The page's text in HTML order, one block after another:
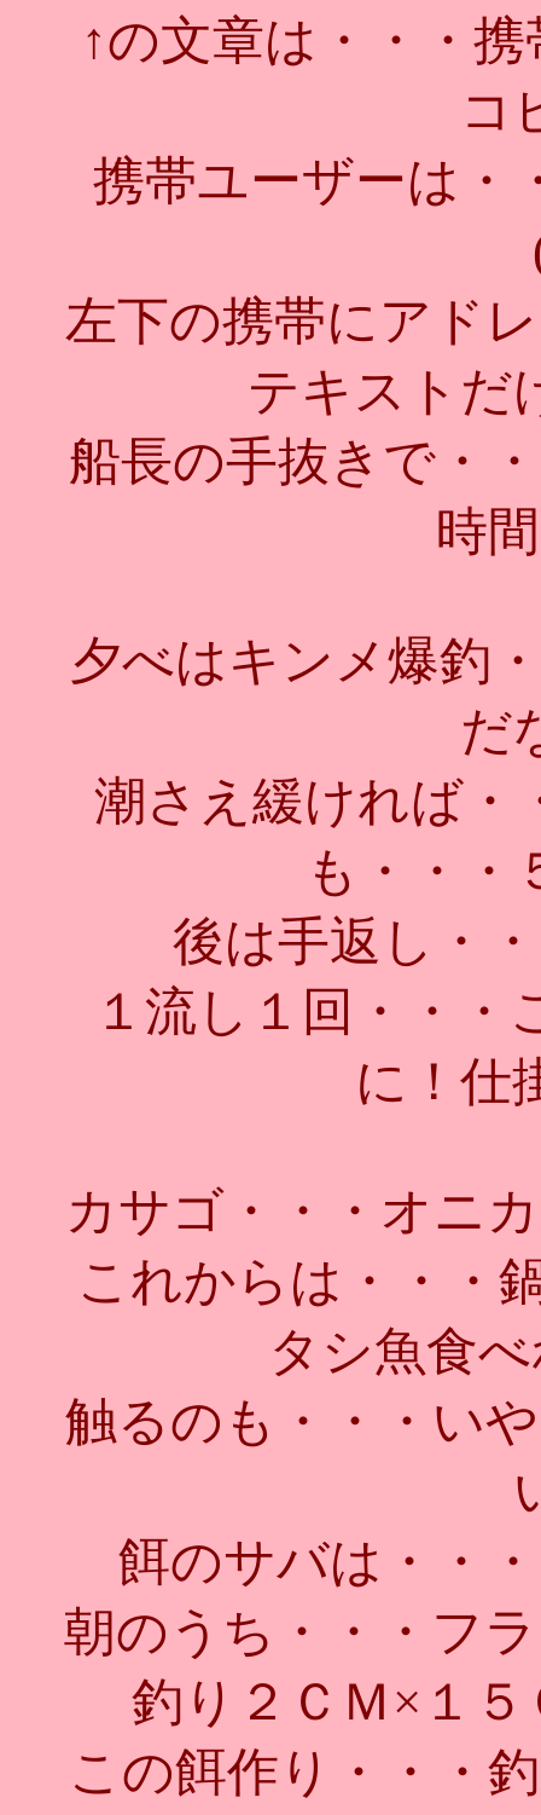
↑の文章は・・・
コ
携帯ユーザーは・
左下の携帯にアド
テキストだ
船長の手抜きで・
時
夕べはキンメ爆釣
だ
潮さえ緩ければ・
も・・・
後は手返し・
１流し１回・・
に！仕
カサゴ・・・オニ
これからは・・・
タシ魚食
触るのも・・・い
餌のサバは・・
朝のうち・・・フ
釣り２ＣＭ×１
この餌作り・・・